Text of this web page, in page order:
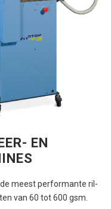
EN
de meest performante ril-
van 60 tot 600 gsm.